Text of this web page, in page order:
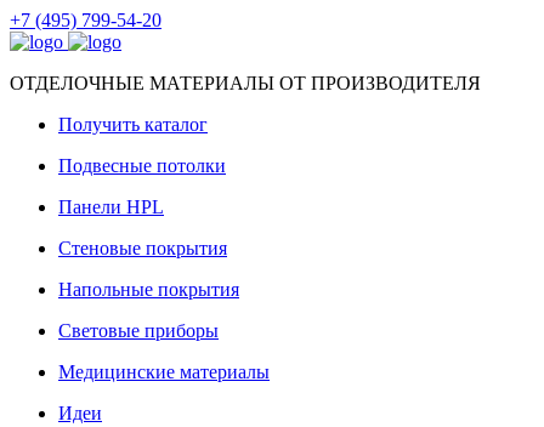
+7 (495) 799-54-20
ОТДЕЛОЧНЫЕ МАТЕРИАЛЫ ОТ ПРОИЗВОДИТЕЛЯ
Получить каталог
Подвесные потолки
Панели HPL
Стеновые покрытия
Напольные покрытия
Световые приборы
Медицинские материалы
Идеи